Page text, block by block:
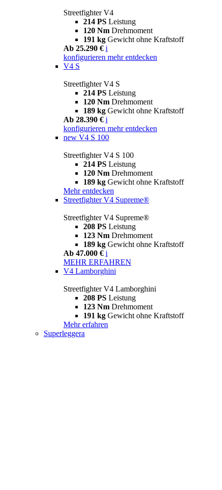
Streetfighter V4
214 PS Leistung
120 Nm Drehmoment
191 kg Gewicht ohne Kraftstoff
Ab 25.290 € i
konfigurieren mehr entdecken
V4 S
Streetfighter V4 S
214 PS Leistung
120 Nm Drehmoment
189 kg Gewicht ohne Kraftstoff
Ab 28.390 € i
konfigurieren mehr entdecken
new V4 S 100
Streetfighter V4 S 100
214 PS Leistung
120 Nm Drehmoment
189 kg Gewicht ohne Kraftstoff
Mehr entdecken
Streetfighter V4 Supreme®
Streetfighter V4 Supreme®
208 PS Leistung
123 Nm Drehmoment
189 kg Gewicht ohne Kraftstoff
Ab 47.000 € i
MEHR ERFAHREN
V4 Lamborghini
Streetfighter V4 Lamborghini
208 PS Leistung
123 Nm Drehmoment
191 kg Gewicht ohne Kraftstoff
Mehr erfahren
Superleggera